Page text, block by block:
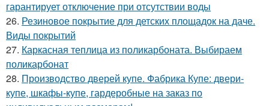
гарантирует отключение при отсутствии воды
26. Резиновое покрытие для детских площадок на даче.
Виды покрытий
27. Каркасная теплица из поликарбоната. Выбираем
поликарбонат
28. Производство дверей купе. Фабрика Купе: двери-
купе, шкафы-купе, гардеробные на заказ по